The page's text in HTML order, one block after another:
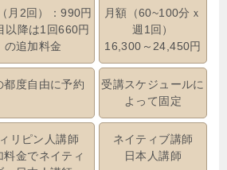
月2回）：990円
以降は1回660円
の追加料金
月額（60~100分ｘ
週1回）
16,300～24,450円
都度自由に予約
受講スケジュールに
よって固定
リピン人講師
料金でネイティ
ネイティブ講師
日本人講師